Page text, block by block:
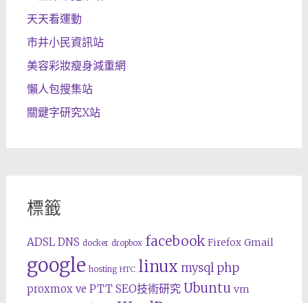
天天看運動
市井小民資訊站
美容彩妝瘦身減重網
懶人包搜集站
關鍵字研究X站
標籤
ADSL DNS docker dropbox facebook Firefox Gmail
google hosting HTC linux mysql php
proxmox ve PTT SEO技術研究 Ubuntu vm